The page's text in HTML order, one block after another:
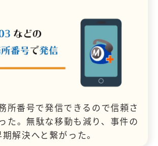
所番号で発信できるので信頼さ
た。無駄な移動も減り、事件の
期解決へと繋がった。